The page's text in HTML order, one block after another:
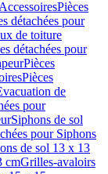
AccessoiresPièces
détachées pour
de toiture
détachées pour
Pièces
Pièces
de
pour
Siphons de sol
pour Siphons
de sol 13 x 13
cmGrilles-avaloirs